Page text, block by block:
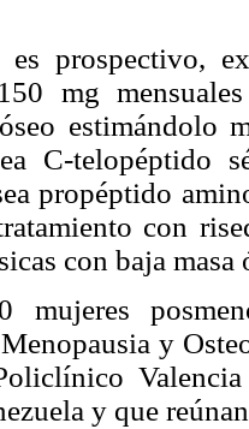
es prospectivo,
mg
estimándolo
C-telopéptido
propéptido
con
con baja masa
mujeres
y
y que